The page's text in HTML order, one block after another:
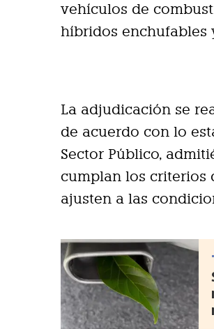
vehículos de
híbridos enchufables
La adjudicación se
de acuerdo con lo
Sector Público,
cumplan los criterios
ajusten a las